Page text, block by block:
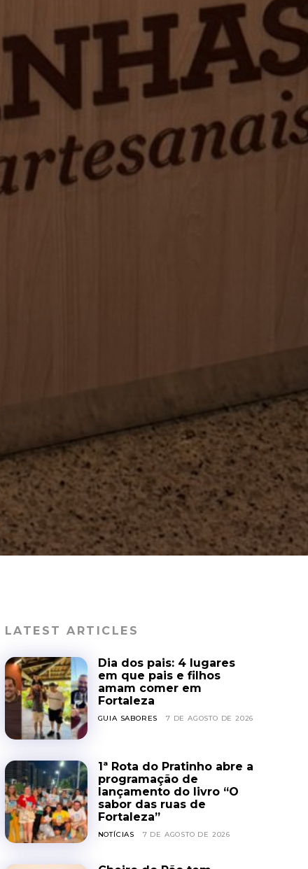
LATEST ARTICLES
Dia dos pais: 4 lugares
em que pais e filhos
amam comer em
Fortaleza
GUIA SABORES 7 DE AGOSTO DE 2026
1ª Rota do Pratinho abre a
programação de
lançamento do livro “O
sabor das ruas de
Fortaleza”
NOTÍCIAS 7 DE AGOSTO DE 2026